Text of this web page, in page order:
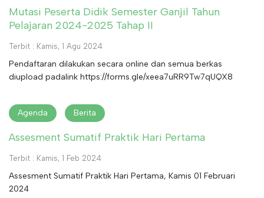
Mutasi Peserta Didik Semester Ganjil Tahun
Pelajaran 2024-2025 Tahap II
Terbit : Kamis, 1 Agu 2024
Pendaftaran dilakukan secara online dan semua berkas
diupload padalink https://forms.gle/xeea7uRR9Tw7qUQX8
Agenda Berita
Assesment Sumatif Praktik Hari Pertama
Terbit : Kamis, 1 Feb 2024
Assesment Sumatif Praktik Hari Pertama, Kamis 01 Februari
2024